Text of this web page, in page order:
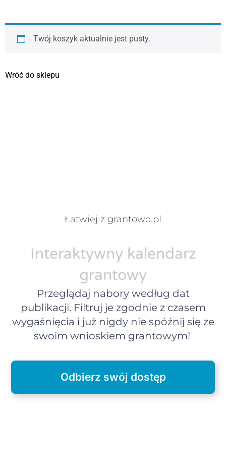
Twój koszyk aktualnie jest pusty.
Wróć do sklepu
Łatwiej z grantowo.pl
Interaktywny kalendarz
grantowy
Przeglądaj nabory według dat
publikacji. Filtruj je zgodnie z czasem
wygaśnięcia i już nigdy nie spóźnij się ze
swoim wnioskiem grantowym!
Odbierz swój dostęp